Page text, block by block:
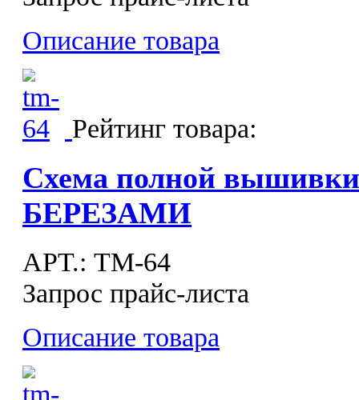
Описание товара
Рейтинг товара:
Схема полной
БЕРЕЗАМИ
APT.: ТМ-64
Запрос прайс-листа
Описание товара